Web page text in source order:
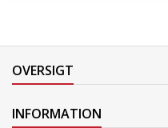
OVERSIGT
INFORMATION